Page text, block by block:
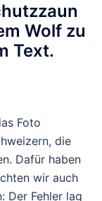
Wolf zu
Text.
Foto
die
Dafür haben
wir auch
Der Fehler lag